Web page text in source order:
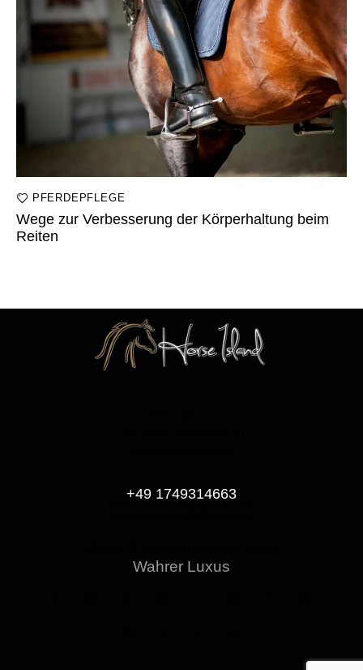
PFERDEPFLEGE
Wege zur Verbesserung der Körperhaltung beim
Reiten
+49 1749314663
Wahrer Luxus